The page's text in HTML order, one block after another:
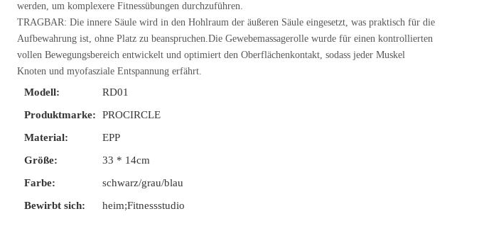
werden, um komplexere Fitnessübungen durchzuführen.
TRAGBAR: Die innere Säule wird in den Hohlraum der äußeren Säule eingesetzt, was praktisch für die
Aufbewahrung ist, ohne Platz zu beanspruchen.Die Gewebemassagerolle wurde für einen kontrollierten
vollen Bewegungsbereich entwickelt und optimiert den Oberflächenkontakt, sodass jeder Muskel
Knoten und myofasziale Entspannung erfährt.
Modell:
RD01
Produktmarke:
PROCIRCLE
Material:
EPP
Größe:
33 * 14cm
Farbe:
schwarz/grau/blau
Bewirbt sich:
heim;Fitnessstudio